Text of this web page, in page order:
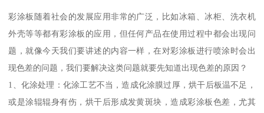
彩涂板随着社会的发展应用非常的广泛，比如冰箱、冰柜、洗衣机
外壳等等都有彩涂板的应用，但任何产品在使用过程中都会出现问
题，就像今天我们要讲述的内容一样，在对彩涂板进行喷涂时会出
现色差的问题，我们要解决这类问题就要先知道出现色差的原因？
1、化涂处理：化涂工艺不当，造成化涂膜过厚，烘干后板温不足，
或是涂辊辊身有伤，烘干后形成发黄斑块，造成彩涂板色差，尤其